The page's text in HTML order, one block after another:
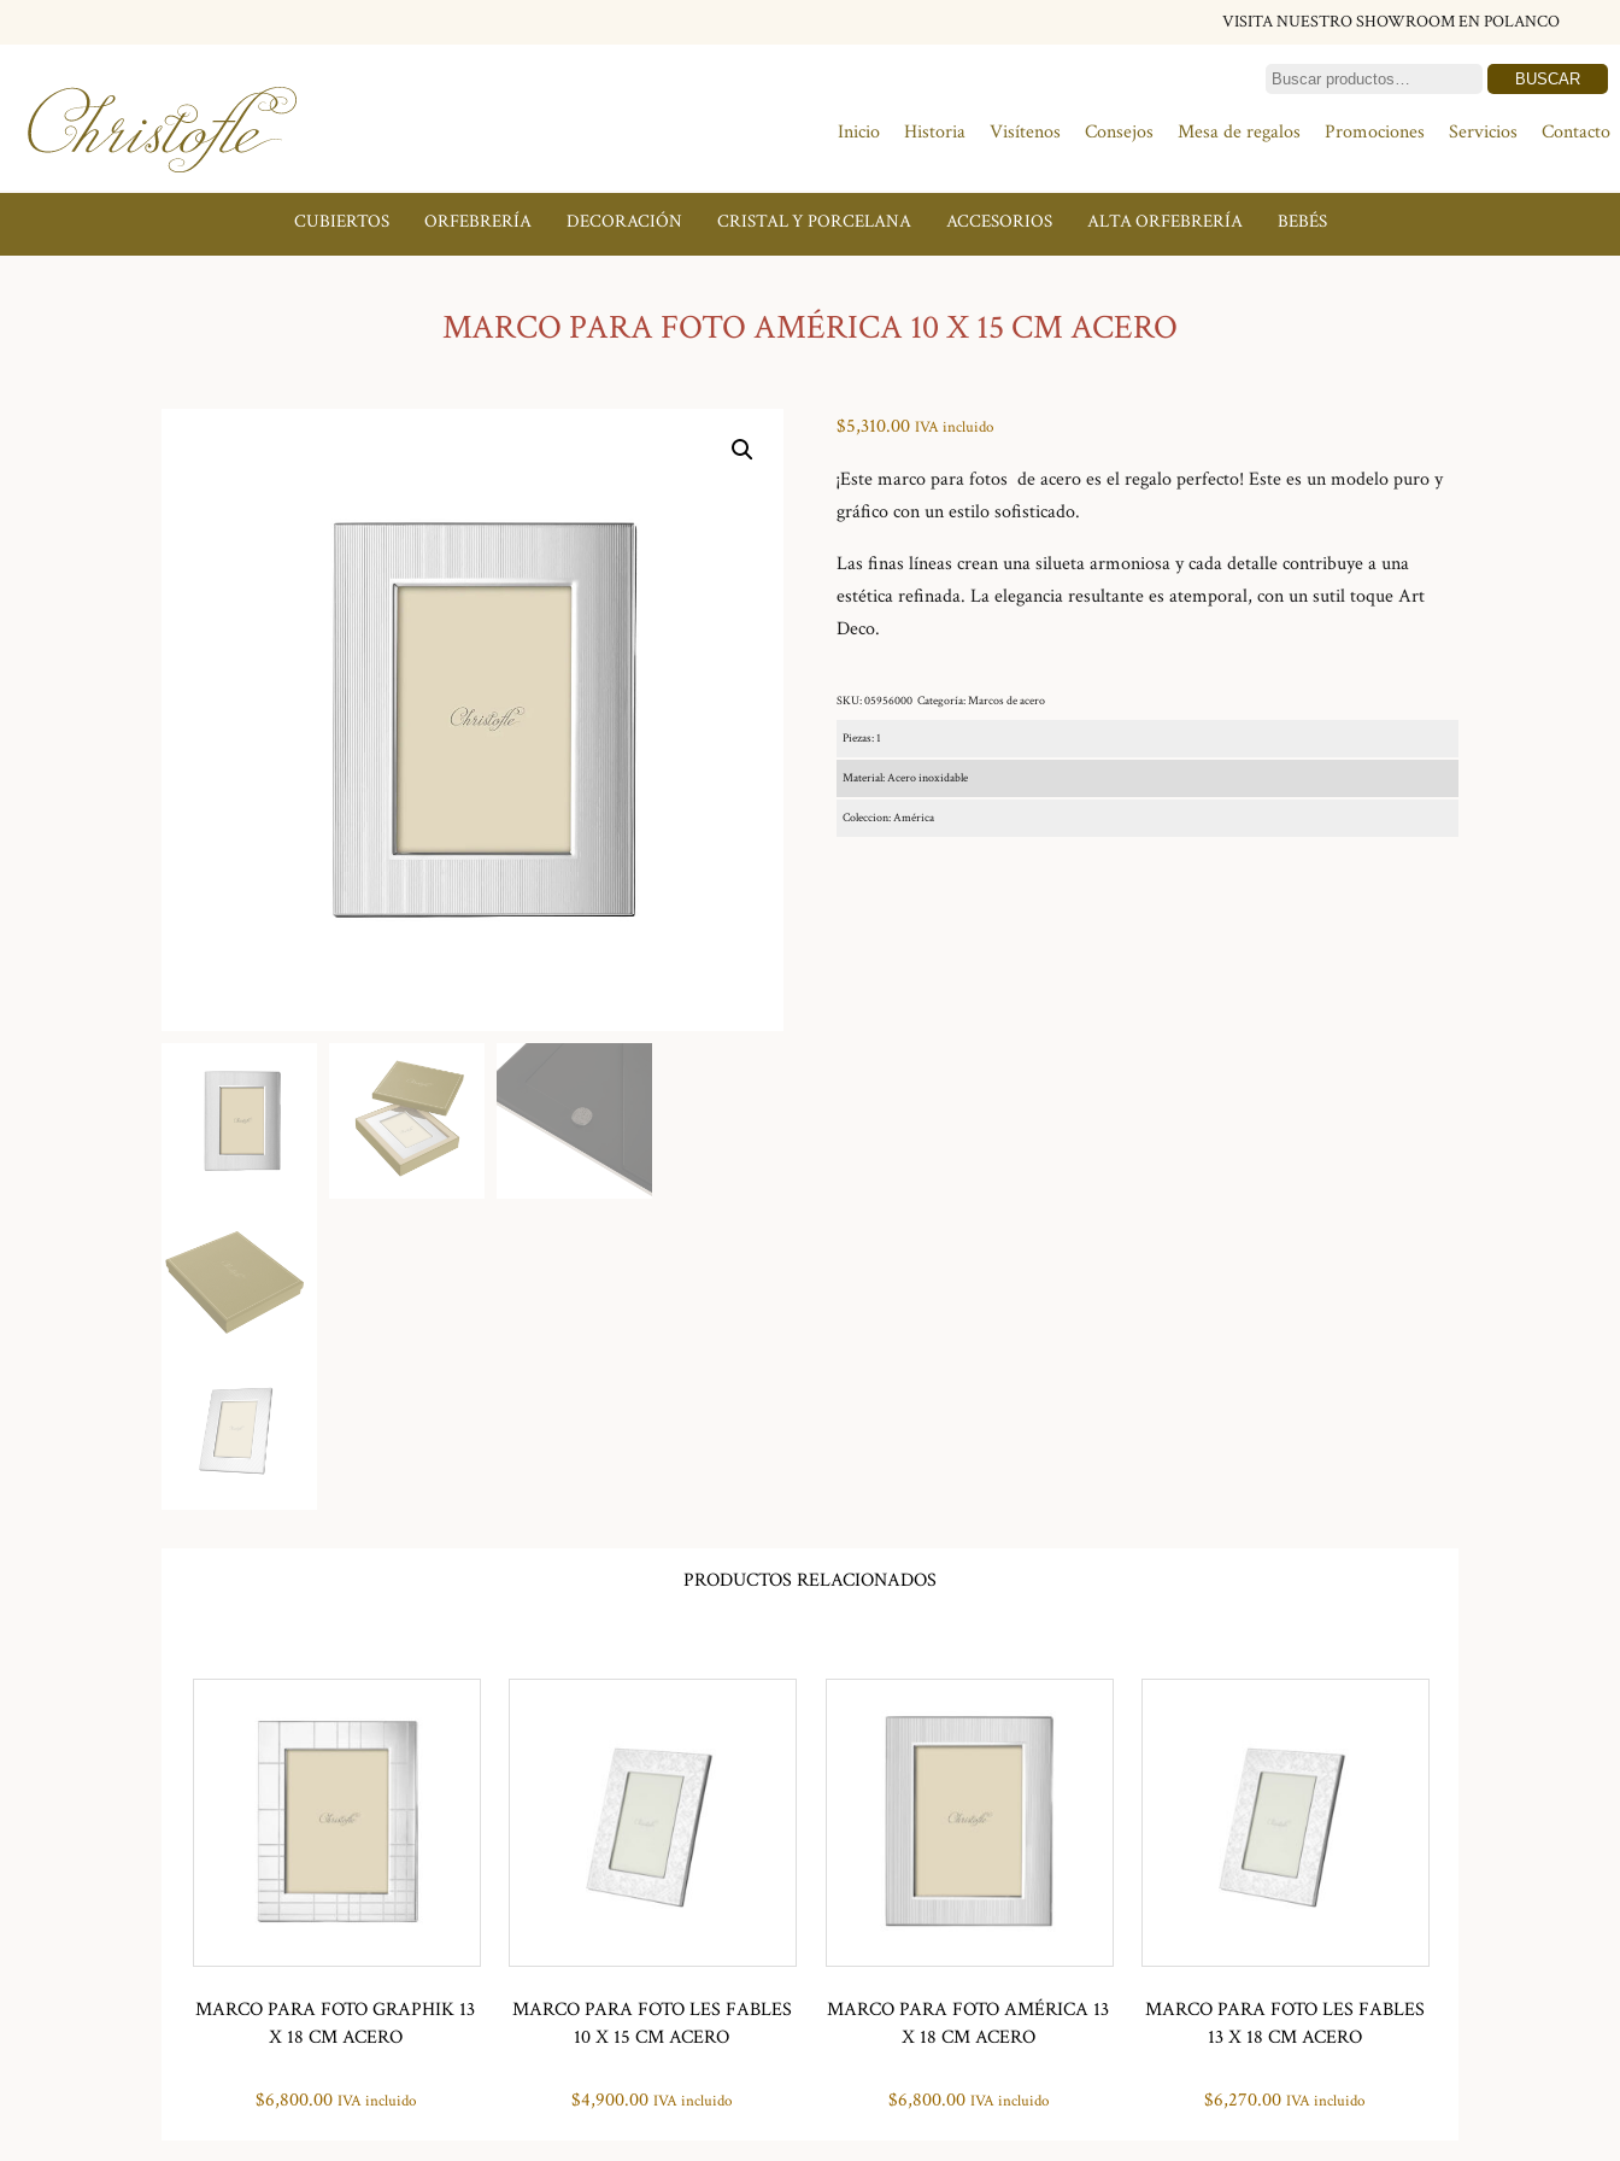
VISITA NUESTRO SHOWROOM EN POLANCO
BUSCAR
Inicio Historia Visítenos Consejos Mesa de regalos Promociones Servicios Contacto
CUBIERTOS ORFEBRERÍA DECORACIÓN CRISTAL Y PORCELANA ACCESORIOS ALTA ORFEBRERÍA BEBÉS
MARCO PARA FOTO AMÉRICA 10 X 15 CM ACERO
$5,310.00 IVA incluido
¡Este marco para fotos de acero es el regalo perfecto! Este es un modelo puro y
gráfico con un estilo sofisticado.
Las finas líneas crean una silueta armoniosa y cada detalle contribuye a una
estética refinada. La elegancia resultante es atemporal, con un sutil toque Art
Deco.
SKU:05956000 Categoría:Marcos de acero
Piezas: 1
Material: Acero inoxidable
Coleccion: América
PRODUCTOS RELACIONADOS
MARCO PARA FOTO GRAPHIK 13
X 18 CM ACERO
$6,800.00 IVA incluido
MARCO PARA FOTO LES FABLES
10 X 15 CM ACERO
$4,900.00 IVA incluido
MARCO PARA FOTO AMÉRICA 13
X 18 CM ACERO
$6,800.00 IVA incluido
MARCO PARA FOTO LES FABLES
13 X 18 CM ACERO
$6,270.00 IVA incluido